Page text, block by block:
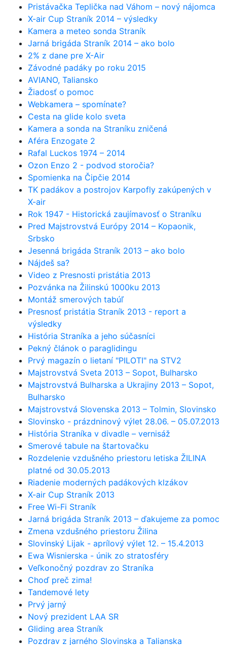
Pristávačka Teplička nad Váhom – nový nájomca
X-air Cup Straník 2014 – výsledky
Kamera a meteo sonda Straník
Jarná brigáda Straník 2014 – ako bolo
2% z dane pre X-Air
Závodné padáky po roku 2015
AVIANO, Taliansko
Žiadosť o pomoc
Webkamera – spomínate?
Cesta na glide kolo sveta
Kamera a sonda na Straníku zničená
Aféra Enzogate 2
Rafal Luckos 1974 – 2014
Ozon Enzo 2 - podvod storočia?
Spomienka na Čipčie 2014
TK padákov a postrojov Karpofly zakúpených v
X-air
Rok 1947 - Historická zaujímavosť o Straníku
Pred Majstrovstvá Európy 2014 – Kopaonik,
Srbsko
Jesenná brigáda Straník 2013 – ako bolo
Nájdeš sa?
Video z Presnosti pristátia 2013
Pozvánka na Žilinskú 1000ku 2013
Montáž smerových tabúľ
Presnosť pristátia Straník 2013 - report a
výsledky
História Straníka a jeho súčasníci
Pekný článok o paraglidingu
Prvý magazín o lietaní "PILOTI" na STV2
Majstrovstvá Sveta 2013 – Sopot, Bulharsko
Majstrovstvá Bulharska a Ukrajiny 2013 – Sopot,
Bulharsko
Majstrovstvá Slovenska 2013 – Tolmin, Slovinsko
Slovinsko - prázdninový výlet 28.06. – 05.07.2013
História Straníka v divadle – vernisáž
Smerové tabule na štartovačku
Rozdelenie vzdušného priestoru letiska ŽILINA
platné od 30.05.2013
Riadenie moderných padákových klzákov
X-air Cup Straník 2013
Free Wi-Fi Straník
Jarná brigáda Straník 2013 – ďakujeme za pomoc
Zmena vzdušného priestoru Žilina
Slovinský Lijak - aprílový výlet 12. – 15.4.2013
Ewa Wisnierska - únik zo stratosféry
Veľkonočný pozdrav zo Straníka
Choď preč zima!
Tandemové lety
Prvý jarný
Nový prezident LAA SR
Gliding area Straník
Pozdrav z jarného Slovinska a Talianska